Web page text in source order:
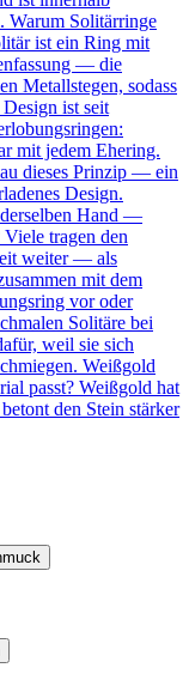
Warum Solitärringe
ist ein Ring mit
— die
Metallstegen, sodass
ist seit
mit jedem Ehering.
dieses Prinzip — ein
Design.
Hand —
tragen den
weiter — als
mit dem
vor oder
Solitäre bei
weil sie sich
Weißgold
passt? Weißgold hat
den Stein stärker